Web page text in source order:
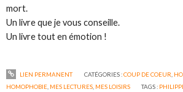
mort.
Un livre que je vous conseille.
Un livre tout en émotion !
LIEN PERMANENT CATÉGORIES :COUP DE COEUR
HOMOPHOBIE MES LECTURES MES LOISIRS TAGS :